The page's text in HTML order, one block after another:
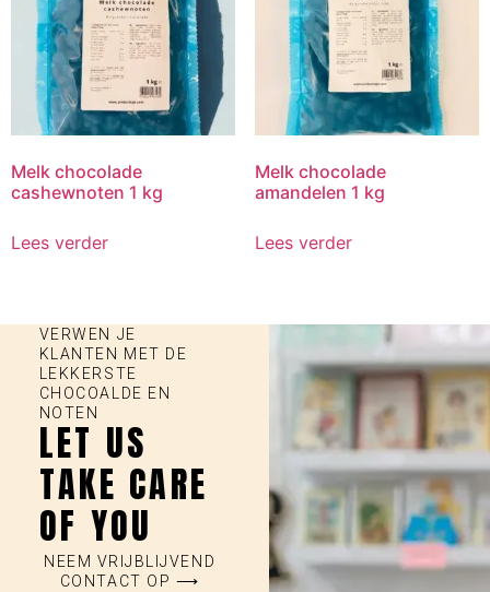
Melk chocolade
cashewnoten 1 kg
Lees verder
Melk chocolade
amandelen 1 kg
Lees verder
VERWEN JE
KLANTEN MET DE
LEKKERSTE
CHOCOALDE EN
NOTEN
LET US
TAKE CARE
OF YOU
NEEM VRIJBLIJVEND
CONTACT OP ⟶